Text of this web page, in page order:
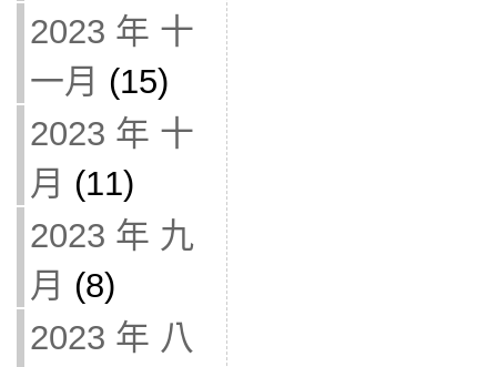
2023 年 十
一月 (15)
2023 年 十
月 (11)
2023 年 九
月 (8)
2023 年 八